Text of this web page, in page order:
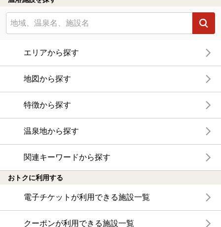
エリアから探す
地図から探す
特徴から探す
温泉地から探す
関連キーワードから探す
おトクに利用する
電子チケットが利用できる施設一覧
クーポンが利用できる施設一覧